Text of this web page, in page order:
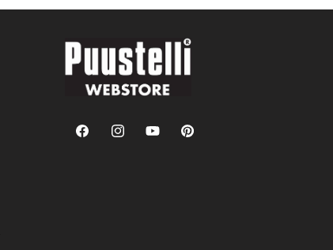
FacebookInstagramYouTubePinterest